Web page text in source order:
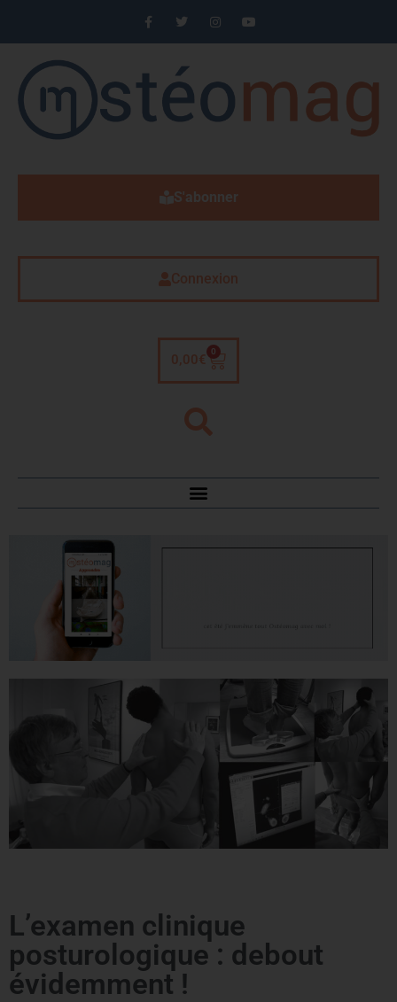
S'abonner
Connexion
0,00 €
0
L’examen clinique
posturologique : debout
évidemment !